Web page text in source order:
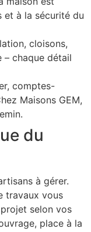
et à la sécurité du
cloisons,
chaque détail
comptes-
Maisons GEM,
du
à gérer.
travaux vous
selon vos
place à la